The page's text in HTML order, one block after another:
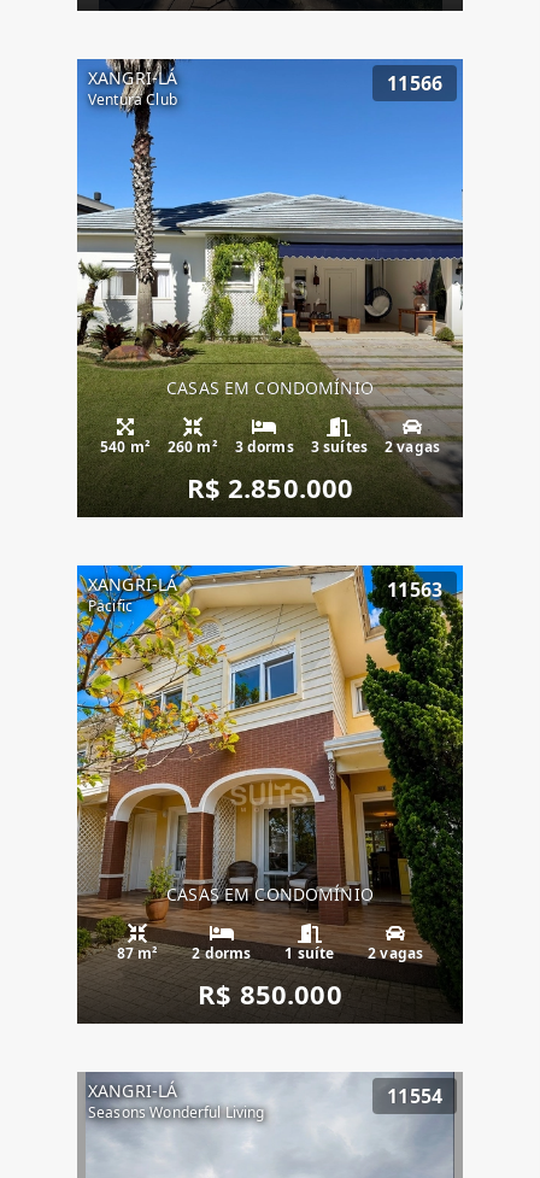
XANGRI-LÁ
Ventura Club
11566
CASAS EM CONDOMÍNIO
540 m² 260 m² 3 dorms 3 suítes 2 vagas
R$ 2.850.000
XANGRI-LÁ
Pacific
11563
CASAS EM CONDOMÍNIO
87 m² 2 dorms 1 suíte 2 vagas
R$ 850.000
XANGRI-LÁ
Seasons Wonderful Living
11554